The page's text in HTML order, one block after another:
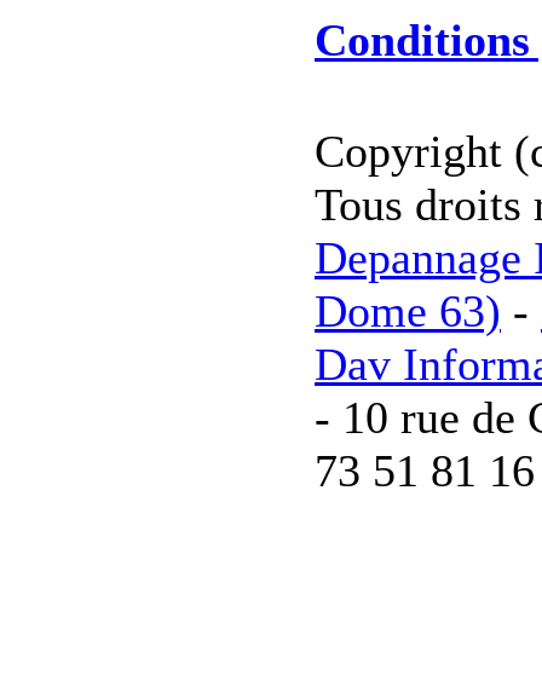
Conditions
Copyright
Tous droits
Dome 63) -
Dav
- 10 rue de
73 51 81 16